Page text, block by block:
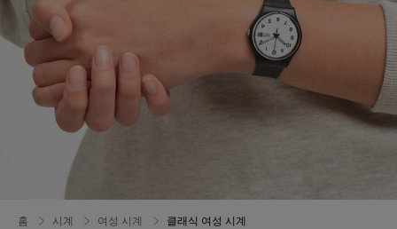
홈 시계 여성 시계 클래식 여성 시계